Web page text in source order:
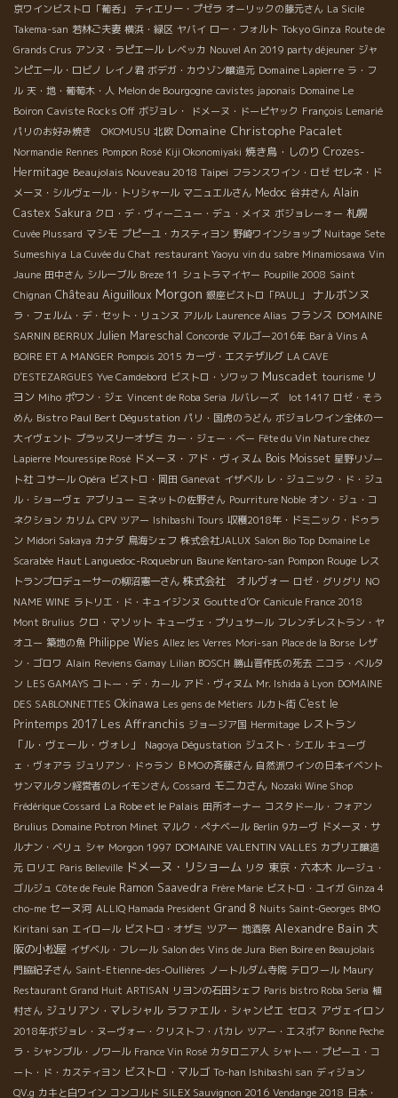
京ワインビストロ「葡呑」
ティエリー・プゼラ オーリックの藤元さん La Sicile
Takema-san 若林ご夫妻 横浜・緑区 ヤバイ ロー・フォルト Tokyo Ginza Route de
Grands Crus アンヌ・ラピエール レベッカ Nouvel An 2019 party déjeuner ジャ
ンピエール・ロビノ レイノ君 ボデガ・カウゾン醸造元 Domaine Lapierre ラ・フ
ル 天・地・葡萄木・人 Melon de Bourgogne cavistes japonais Domaine Le
Boiron Caviste Rocks Off ボジョレ・ ドメーヌ・ドーピヤック François Lemarié
パリのお好み焼き OKOMUSU 北欧 Domaine Christophe Pacalet
Normandie Rennes Pompon Rosé Kiji Okonomiyaki 焼き鳥・しのり Crozes-
Hermitage Beaujolais Nouveau 2018 Taipei フランスワイン・ロゼ セレネ・ド
メーヌ・シルヴェール・トリシャール マニュエルさん Medoc 谷井さん Alain
Castex Sakura クロ・デ・ヴィーニュー・デュ・メイヌ ボジョレーォー 札幌
Cuvée Plussard マシモ プピーユ・カスティヨン 野崎ワインショップ Nuitage Sete
Sumeshiya La Cuvée du Chat restaurant Yaoyu vin du sabre Minamiosawa Vin
Jaune 田中さん シルーブル Breze 11 シュトラマイヤー Poupille 2008 Saint
Chignan Château Aiguilloux Morgon 銀座ビストロ「PAUL」 ナルボンヌ
ラ・フェルム・デ・セット・リュンヌ アルル Laurence Alias フランス DOMAINE
SARNIN BERRUX Julien Mareschal Concorde マルゴー2016年 Bar à Vins A
BOIRE ET A MANGER Pompois 2015 カーヴ・エステザルグ LA CAVE
D’ESTEZARGUES Yve Camdebord ビストロ・ソワッフ Muscadet tourisme リ
ヨン Miho ポワン・ジェ Vincent de Roba Seria ルバレーズ lot 1417 ロゼ・そう
めん Bistro Paul Bert Dégustation パリ・国虎のうどん ボジョレワイン全体の一
大イヴェント ブラッスリーオザミ カー・ジェー・ベー Fête du Vin Nature chez
Lapierre Mouressipe Rosé ドメーヌ・アド・ヴィヌム Bois Moisset 星野リゾー
ト社 コサール Opéra ビストロ・岡田 Ganevat イザベル レ・ジュニック・ド・ジュ
ル・ショーヴェ アブリュー ミネットの佐野さん Pourriture Noble オン・ジュ・コ
ネクション カリム CPV ツアー Ishibashi Tours 収穫2018年・ドミニック・ドゥラ
ン Midori Sakaya カナダ 鳥海シェフ 株式会社JALUX Salon Bio Top Domaine Le
Scarabée Haut Languedoc-Roquebrun Baune Kentaro-san Pompon Rouge レス
トランプロデューサーの柳沼憲一さん 株式会社 オルヴォー ロゼ・グリグリ NO
NAME WINE ラトリエ・ド・キュイジンヌ Goutte d’Or Canicule France 2018
Mont Brulius クロ・マソット キューヴェ・プリュサール フレンチレストラン・ヤ
オユー 築地の魚 Philippe Wies Allez les Verres Mori-san Place de la Borse レザ
ン・ゴロワ Alain Reviens Gamay Lilian BOSCH 勝山晋作氏の死去 ニコラ・ベルタ
ン LES GAMAYS コトー・デ・カール アド・ヴィヌム Mr. Ishida à Lyon DOMAINE
DES SABLONNETTES Okinawa Les gens de Métiers ルカト街 C'est le
Printemps 2017 Les Affranchis ジョージア国 Hermitage レストラン
「ル・ヴェール・ヴォレ」
Nagoya Dégustation ジュスト・シエル キューヴ
ェ・ヴォアラ ジュリアン・ドゥラン ＢＭОの斉藤さん 自然派ワインの日本イベント
サンマルタン経営者のレイモンさん Cossard モニカさん Nozaki Wine Shop
Frédérique Cossard La Robe et le Palais 田所オーナー コスタドール・フォアン
Brulius Domaine Potron Minet マルク・ぺナベール Berlin 9カーヴ ドメーヌ・サ
ルナン・ベリュ シャ Morgon 1997 DOMAINE VALENTIN VALLES カプリエ醸造
元 ロリエ Paris Belleville ドメーヌ・リショーム リタ 東京・六本木 ルージュ・
ゴルジュ Côte de Feule Ramon Saavedra Frère Marie ビストロ・ユイガ Ginza 4
cho-me セーヌ河 ALLIQ Hamada President Grand 8 Nuits Saint-Georges BMO
Kiritani san エイロール ビストロ・オザミ ツアー 地酒祭 Alexandre Bain 大
阪の小松屋 イザベル・フレール Salon des Vins de Jura Bien Boire en Beaujolais
門脇紀子さん Saint-Etienne-des-Oullières ノートルダム寺院 テロワール Maury
Restaurant Grand Huit ARTISAN リヨンの石田シェフ Paris bistro Roba Seria 植
村さん ジュリアン・マレシャル ラファエル・シャンピエ セロス アヴェイロン
2018年ボジョレ・ヌーヴォー・クリストフ・パカレ ツアー・エスポア Bonne Peche
ラ・シャンブル・ノワール France Vin Rosé カタロニア人 シャトー・プピーユ・コ
ート・ド・カスティヨン ビストロ・マルゴ To-han Ishibashi san ディジョン
QV.g カキと白ワイン コンコルド SILEX Sauvignon 2016 Vendange 2018 日本・